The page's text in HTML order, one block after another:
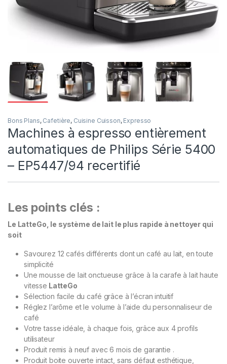
Bons Plans, Cafetière, Cuisine Cuisson, Expresso
Machines à espresso entièrement
automatiques de Philips Série 5400
– EP5447/94 recertifié
Les points clés :
Le LatteGo, le système de lait le plus rapide à nettoyer qui
soit
Savourez 12 cafés différents dont un café au lait, en toute
simplicité
Une mousse de lait onctueuse grâce à la carafe à lait haute
vitesse LatteGo
Sélection facile du café grâce à l’écran intuitif
Réglez l’arôme et le volume à l’aide du personnaliseur de
café
Votre tasse idéale, à chaque fois, grâce aux 4 profils
utilisateur
Produit remis à neuf avec 6 mois de garantie .
Produit boite ouverte intact, sans défaut esthétique,